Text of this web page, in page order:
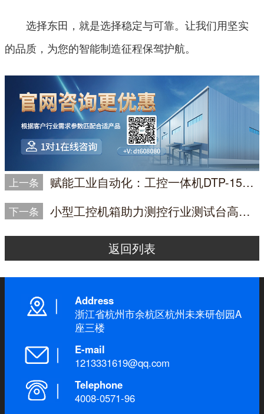
选择东田，就是选择稳定与可靠。让我们用坚实
的品质，为您的智能制造征程保驾护航。
上一条 赋能工业自动化：工控一体机DTP-1569-N5100，助力MES系统高效运行
下一条 小型工控机箱助力测控行业测试台高效稳定运行
返回列表
Address
浙江省杭州市余杭区杭州未来研创园A
座三楼
E-mail
1213331619@qq.com
Telephone
4008-0571-96